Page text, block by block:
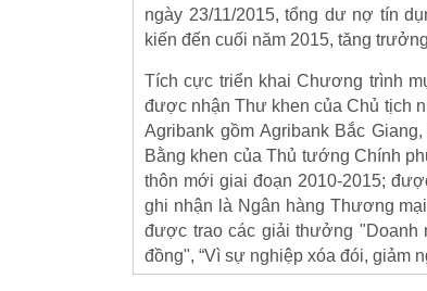
ngày 23/11/2015, tổng dư nợ tín
kiến đến cuối năm 2015, tăng
Tích cực triển khai Chương trình
được nhận Thư khen của Chủ tịch
Agribank gồm Agribank Bắc
Bằng khen của Thủ tướng Chính
thôn mới giai đoạn 2010-2015;
ghi nhận là Ngân hàng Thương
được trao các giải thưởng "Doanh
đồng", “Vì sự nghiệp xóa đói, giảm